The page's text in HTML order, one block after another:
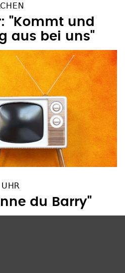
"Kommt und
aus bei uns"
du Barry"